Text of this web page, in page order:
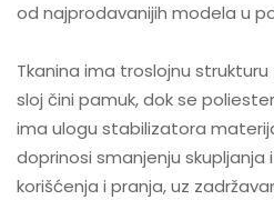
od najprodavanijih modela u
Tkanina ima troslojnu
sloj čini pamuk, dok se
ima ulogu stabilizatora
doprinosi smanjenju
korišćenja i pranja, uz